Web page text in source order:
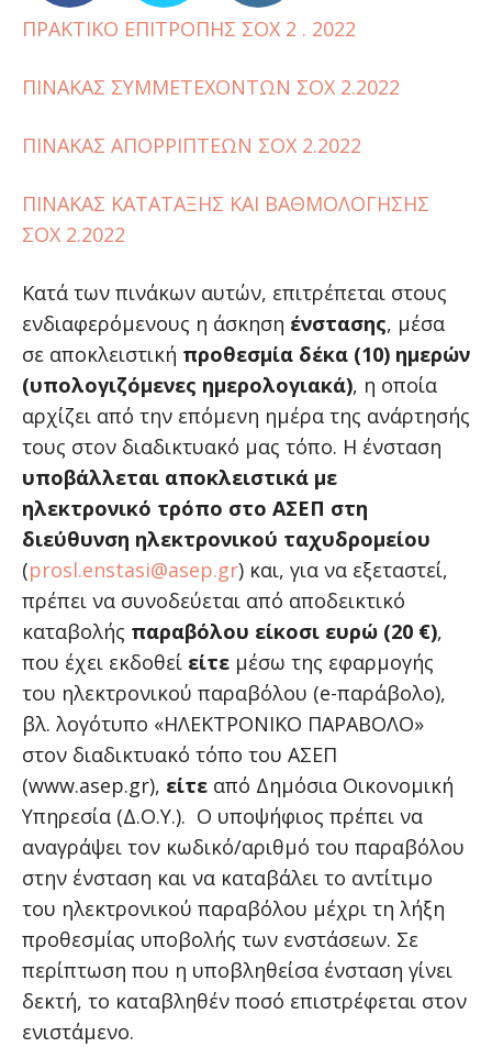
ΠΡΑΚΤΙΚΟ ΕΠΙΤΡΟΠΗΣ ΣΟΧ 2 . 2022
ΠΙΝΑΚΑΣ ΣΥΜΜΕΤΕΧΟΝΤΩΝ ΣΟΧ 2.2022
ΠΙΝΑΚΑΣ ΑΠΟΡΡΙΠΤΕΩΝ ΣΟΧ 2.2022
ΠΙΝΑΚΑΣ ΚΑΤΑΤΑΞΗΣ ΚΑΙ ΒΑΘΜΟΛΟΓΗΣΗΣ
ΣΟΧ 2.2022
Κατά των πινάκων αυτών, επιτρέπεται στους
ενδιαφερόμενους η άσκηση ένστασης, μέσα
σε αποκλειστική προθεσμία δέκα (10) ημερών
(υπολογιζόμενες ημερολογιακά), η οποία
αρχίζει από την επόμενη ημέρα της ανάρτησής
τους στον διαδικτυακό μας τόπο. Η ένσταση
υποβάλλεται αποκλειστικά με
ηλεκτρονικό τρόπο στο ΑΣΕΠ στη
διεύθυνση ηλεκτρονικού ταχυδρομείου
(prosl.enstasi@asep.gr) και, για να εξεταστεί,
πρέπει να συνοδεύεται από αποδεικτικό
καταβολής παραβόλου είκοσι ευρώ (20 €),
που έχει εκδοθεί είτε μέσω της εφαρμογής
του ηλεκτρονικού παραβόλου (e-παράβολο),
βλ. λογότυπο «ΗΛΕΚΤΡΟΝΙΚΟ ΠΑΡΑΒΟΛΟ»
στον διαδικτυακό τόπο του ΑΣΕΠ
(www.asep.gr), είτε από Δημόσια Οικονομική
Υπηρεσία (Δ.Ο.Υ.). Ο υποψήφιος πρέπει να
αναγράψει τον κωδικό/αριθμό του παραβόλου
στην ένσταση και να καταβάλει το αντίτιμο
του ηλεκτρονικού παραβόλου μέχρι τη λήξη
προθεσμίας υποβολής των ενστάσεων. Σε
περίπτωση που η υποβληθείσα ένσταση γίνει
δεκτή, το καταβληθέν ποσό επιστρέφεται στον
ενιστάμενο.